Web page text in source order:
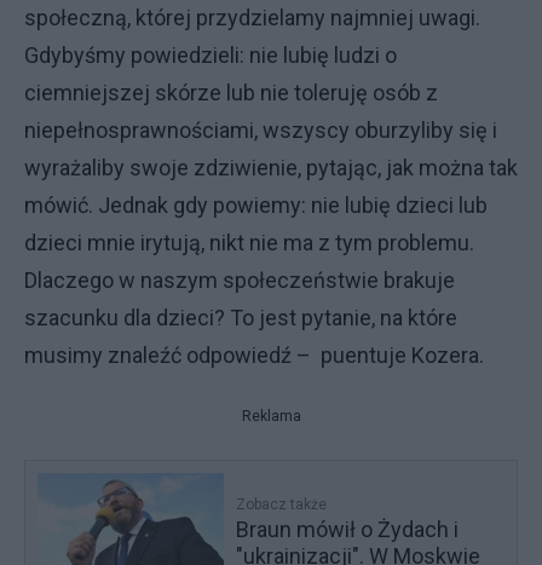
społeczną, której przydzielamy najmniej uwagi.
Gdybyśmy powiedzieli: nie lubię ludzi o
ciemniejszej skórze lub nie toleruję osób z
niepełnosprawnościami, wszyscy oburzyliby się i
wyrażaliby swoje zdziwienie, pytając, jak można tak
mówić. Jednak gdy powiemy: nie lubię dzieci lub
dzieci mnie irytują, nikt nie ma z tym problemu.
Dlaczego w naszym społeczeństwie brakuje
szacunku dla dzieci? To jest pytanie, na które
musimy znaleźć odpowiedź – puentuje Kozera.
Reklama
Zobacz także
Braun mówił o Żydach i
"ukrainizacji". W Moskwie